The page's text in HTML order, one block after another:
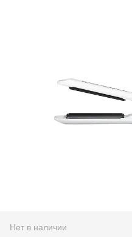
Нет в наличии